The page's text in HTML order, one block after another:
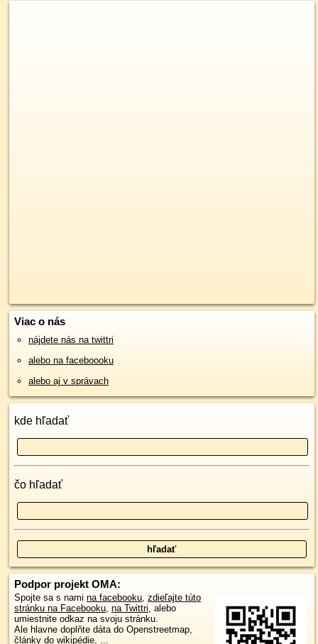
Viac o nás
nájdete nás na twittri
alebo na faceboooku
alebo aj v správach
kde hľadať
čo hľadať
Podpor projekt OMA:
Spojte sa s nami na facebooku, zdieľajte túto
stránku na Facebooku, na Twittri, alebo
umiestnite odkaz na svoju stránku.
Ale hlavne doplňte dáta do Openstreetmap,
články do wikipédie, ...